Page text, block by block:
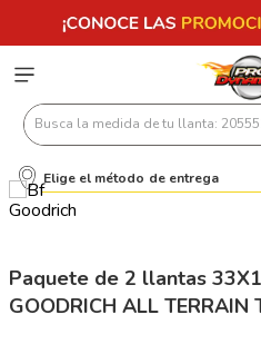
Busca la medida de tu llanta:
Elige el método de entrega
Paquete de 2 llantas
GOODRICH ALL TERRAIN3.